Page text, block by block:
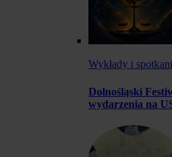
Wykłady i
Dolnośląski
wydarzenia na